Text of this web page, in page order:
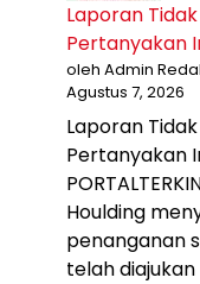
Laporan
Pertanyakan
oleh Admin
Agustus 7, 2026
Laporan
Pertanyakan
Houlding
penanganan
telah